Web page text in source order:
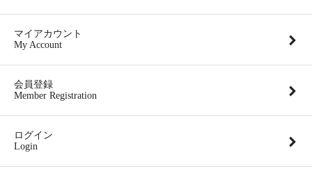
マイアカウント
My Account
会員登録
Member Registration
ログイン
Login